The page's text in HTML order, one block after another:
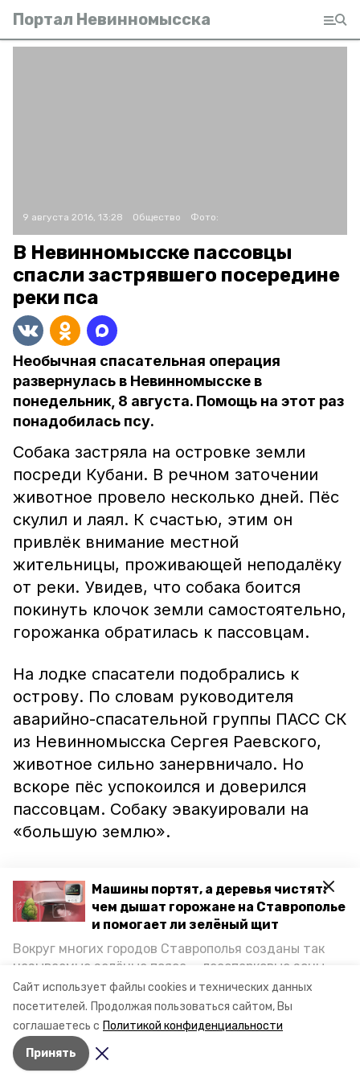
Сайт использует файлы cookies и технических данных
посетителей. Продолжая пользоваться сайтом, Вы
соглашаетесь с Политикой конфиденциальности
Принять
Машины портят, а деревья чистят:
чем дышат горожане на Ставрополье
и помогает ли зелёный щит
Вокруг многих городов Ставрополья созданы так
называемые зелёные пояса — лесопарковые зоны,
снижающие негативное воздействие выхлопных
газов на атмосферу. Справляются ли они с
постоянно растущим потоком автотранспорта и
каким воздухом дышат жители края, узнала
корреспондент «Победы26».
Портал Невинномысска
9 августа 2016, 13:28 Общество Фото:
В Невинномысске пассовцы
спасли застрявшего посередине
реки пса
Необычная спасательная операция
развернулась в Невинномысске в
понедельник, 8 августа. Помощь на этот раз
понадобилась псу.
Собака застряла на островке земли
посреди Кубани. В речном заточении
животное провело несколько дней. Пёс
скулил и лаял. К счастью, этим он
привлёк внимание местной
жительницы, проживающей неподалёку
от реки. Увидев, что собака боится
покинуть клочок земли самостоятельно,
горожанка обратилась к пассовцам.
На лодке спасатели подобрались к
острову. По словам руководителя
аварийно-спасательной группы ПАСС СК
из Невинномысска Сергея Раевского,
животное сильно занервничало. Но
вскоре пёс успокоился и доверился
пассовцам. Собаку эвакуировали на
«большую землю».
новая хозяйка, пообещавшая
спасателям заботиться о нём.
Напомним, в июне этого года
ставропольские спасателивызволили из
«ловушки» собаку.
Авторы: Анна Захарова